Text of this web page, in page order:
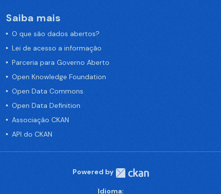
Saiba mais
O que são dados abertos?
Lei de acesso a informação
Parceria para Governo Aberto
Open Knowledge Foundation
Open Data Commons
Open Data Definition
Associação CKAN
API do CKAN
Powered by
Idioma